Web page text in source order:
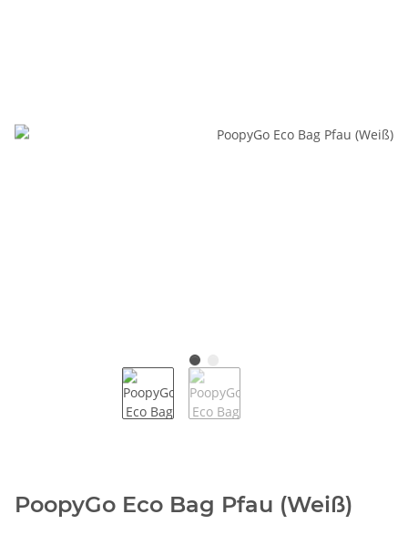
PoopyGo Eco Bag Pfau (Weiß)